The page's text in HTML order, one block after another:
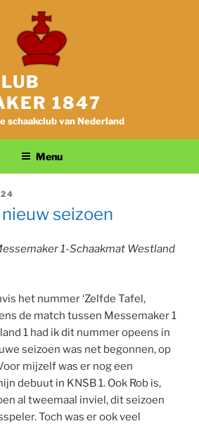
1847
schaakclub van Nederland
Menu
seizoen
1-Schaakmat Westland
het nummer ‘Zelfde Tafel,
de match tussen Messemaker 1
1 had ik dit nummer opeens in
seizoen was net begonnen, op
mijzelf was er nog een
debuut in KNSB 1. Ook Rob is,
al tweemaal inviel, dit seizoen
Toch was er ook veel